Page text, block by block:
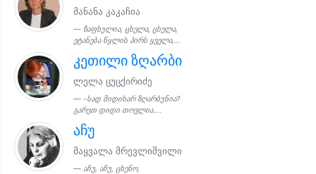
მანანა კაკაჩია
ზაფხულია, ცხელა, ცხელა,
ეტანება წყლის პირს ყველა,...
კეთილი ზღარბი
ლელა ცუცქირიძე
-სად მიდიხარ ზღარბუნია?
გარეთ დიდი თოვლია....
აჩუ
მაყვალა მრევლიშვილი
აჩუ, აჩუ, ცხენო,